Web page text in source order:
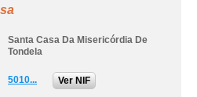
Santa Casa Da Misericórdia De
Tondela
5010... Ver NIF